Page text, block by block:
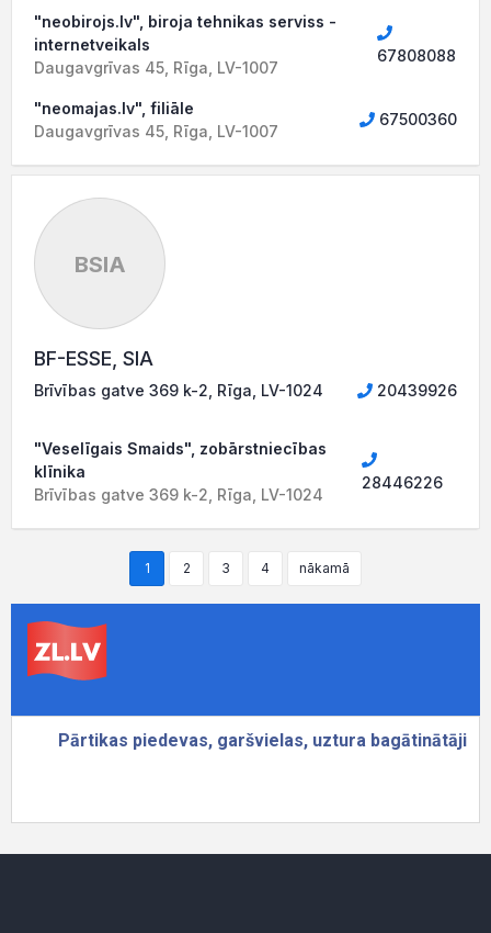
"neobirojs.lv", biroja tehnikas serviss -
internetveikals
Daugavgrīvas 45, Rīga, LV-1007
67808088
"neomajas.lv", filiāle
Daugavgrīvas 45, Rīga, LV-1007
67500360
BSIA
BF-ESSE, SIA
Brīvības gatve 369 k-2, Rīga, LV-1024 20439926
"Veselīgais Smaids", zobārstniecības
klīnika
Brīvības gatve 369 k-2, Rīga, LV-1024
28446226
1 2 3 4 nākamā